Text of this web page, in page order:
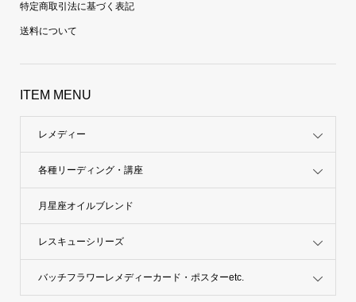
特定商取引法に基づく表記
送料について
ITEM MENU
レメディー
各種リーディング・講座
月星座オイルブレンド
レスキューシリーズ
バッチフラワーレメディーカード・ポスターetc.